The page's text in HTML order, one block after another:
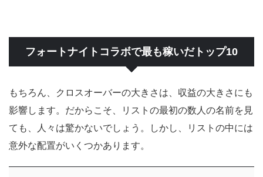
フォートナイトコラボで最も稼いだトップ10
もちろん、クロスオーバーの大きさは、収益の大きさにも
影響します。だからこそ、リストの最初の数人の名前を見
ても、人々は驚かないでしょう。しかし、リストの中には
意外な配置がいくつかあります。